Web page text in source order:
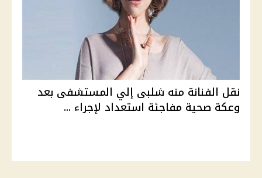
نقل الفنانة منه شلبى إلي المستشفى بعد
وعكة صحية مفاجئة استعداد لإجراء ...